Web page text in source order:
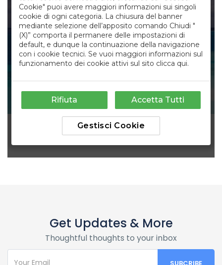
Get Updates & More
Thoughtful thoughts to your inbox